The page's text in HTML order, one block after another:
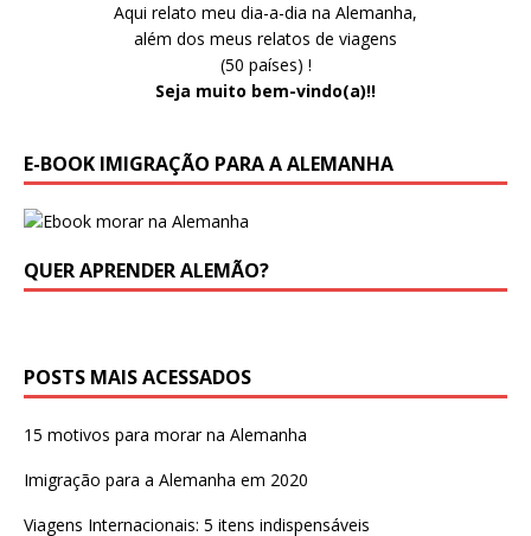
Aqui relato meu dia-a-dia na Alemanha,
além dos meus relatos de viagens
(50 países) !
Seja muito bem-vindo(a)!!
E-BOOK IMIGRAÇÃO PARA A ALEMANHA
QUER APRENDER ALEMÃO?
POSTS MAIS ACESSADOS
15 motivos para morar na Alemanha
Imigração para a Alemanha em 2020
Viagens Internacionais: 5 itens indispensáveis